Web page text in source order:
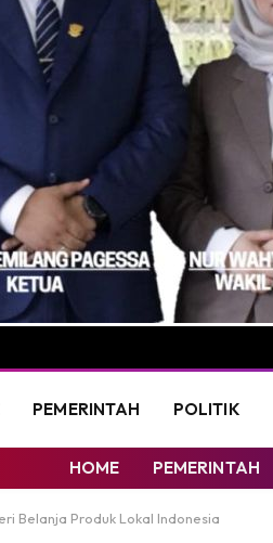
PEMERINTAH POLITIK
HOME PEMERINTAH
Belanja Produk Lokal Indonesia